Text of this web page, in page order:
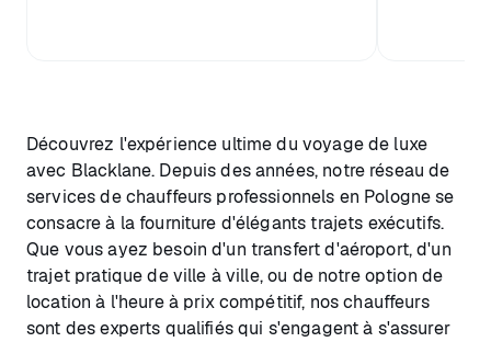
Découvrez l'expérience ultime du voyage de luxe
avec Blacklane. Depuis des années, notre réseau de
services de chauffeurs professionnels en Pologne se
consacre à la fourniture d'élégants trajets exécutifs.
Que vous ayez besoin d'un transfert d'aéroport, d'un
trajet pratique de ville à ville, ou de notre option de
location à l'heure à prix compétitif, nos chauffeurs
sont des experts qualifiés qui s'engagent à s'assurer